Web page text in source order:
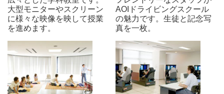
大型モニターやスクリーン
に様々な映像を映して授業
を進めます。
AOIドライビングスクール
の魅力です。生徒と記念写
真を一枚。